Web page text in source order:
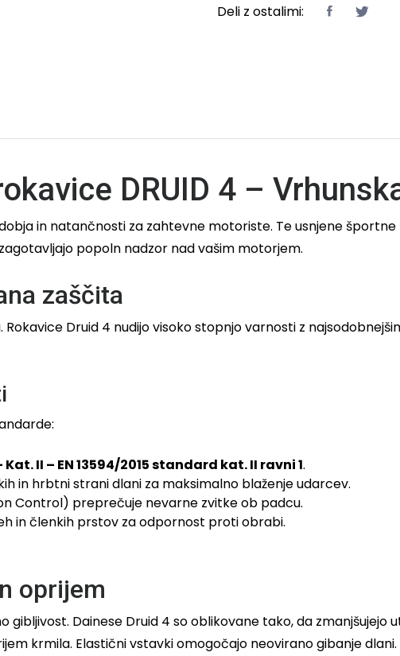
Deli z ostalimi:
DRUID 4 –
in natančnosti za zahtevne motoriste. Te usnjene
popoln nadzor nad vašim motorjem.
zaščita
Druid 4 nudijo visoko stopnjo varnosti z
Kat. II – EN 13594/2015 standard kat. II ravni 1.
in hrbtni strani dlani za maksimalno blaženje udarcev.
Control) preprečuje nevarne zvitke ob padcu.
in členkih prstov za odpornost proti obrabi.
oprijem
Dainese Druid 4 so oblikovane tako, da zmanjšujejo
krmila. Elastični vstavki omogočajo neovirano gibanje